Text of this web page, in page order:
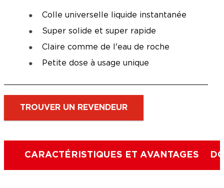
Colle universelle liquide instantanée
Super solide et super rapide
Claire comme de l'eau de roche
Petite dose à usage unique
TROUVER UN REVENDEUR
CARACTÉRISTIQUES ET AVANTAGES